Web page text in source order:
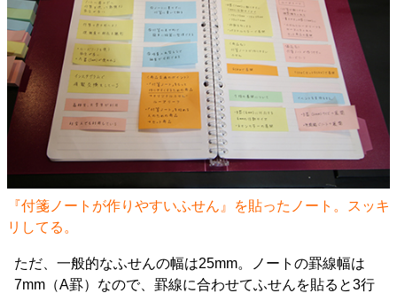
『付箋ノートが作りやすいふせん』を貼ったノート。スッキ
リしてる。
ただ、一般的なふせんの幅は25mm。ノートの罫線幅は
7mm（A罫）なので、罫線に合わせてふせんを貼ると3行